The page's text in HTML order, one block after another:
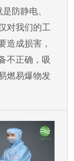
防静电、
对我们的工
造成损害，
不正确，吸
燃易爆物发